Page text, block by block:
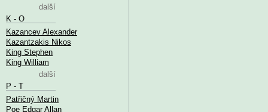
další
K - O
Kazancev Alexander
Kazantzakis Nikos
King Stephen
King William
další
P - T
Patřičný Martin
Poe Edgar Allan